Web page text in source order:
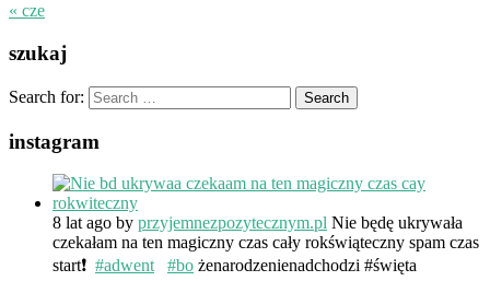
« cze
szukaj
Search for:
instagram
8 lat ago by przyjemnezpozytecznym.pl Nie będę ukrywała
czekałam na ten magiczny czas cały rokświąteczny spam czas
start❗️ #adwent #bo żenarodzenienadchodzi #święta